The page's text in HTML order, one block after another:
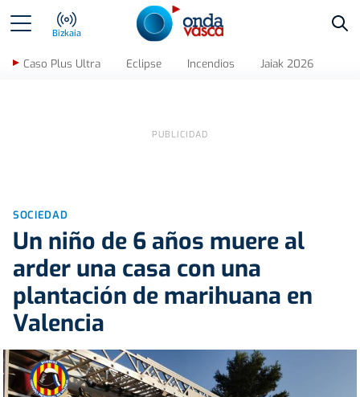
Bizkaia
Caso Plus Ultra Eclipse Incendios Jaiak 2026
SOCIEDAD
Un niño de 6 años muere al
arder una casa con una
plantación de marihuana en
Valencia